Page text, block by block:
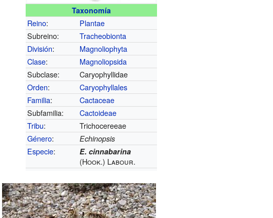
Taxonomía
Reino:
Plantae
Subreino:
Tracheobionta
División:
Magnoliophyta
Clase:
Magnoliopsida
Subclase:
Caryophyllidae
Orden:
Caryophyllales
Familia:
Cactaceae
Subfamilia:
Cactoideae
Tribu:
Trichocereeae
Género: Echinopsis
Especie: E. cinnabarina
(Hook.) Labour.